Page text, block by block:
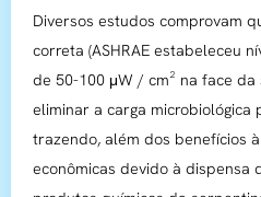
Diversos estudos comprovam
correta (ASHRAE estabeleceu
de 50-100 μW / cm² na face
eliminar a carga microbiológica
trazendo, além dos benefícios
econômicas devido à dispensa